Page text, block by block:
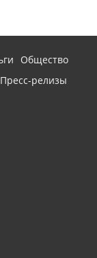
Общество
Пресс-релизы